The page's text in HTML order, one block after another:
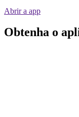
Abrir a app
Obtenha o